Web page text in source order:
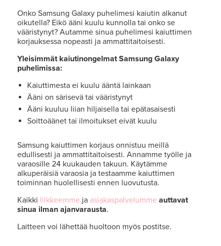
Onko Samsung Galaxy puhelimesi kaiutin alkanut
oikutella? Eikö ääni kuulu kunnolla tai onko se
vääristynyt? Autamme sinua puhelimesi kaiuttimen
korjauksessa nopeasti ja ammattitaitoisesti.
Yleisimmät kaiutinongelmat Samsung Galaxy
puhelimissa:
Kaiuttimesta ei kuulu ääntä lainkaan
Ääni on särisevä tai vääristynyt
Ääni kuuluu liian hiljaisella tai epätasaisesti
Soittoäänet tai ilmoitukset eivät kuulu
Samsung kaiuttimen korjaus onnistuu meillä
edullisesti ja ammattitaitoisesti. Annamme työlle ja
varaosille 24 kuukauden takuun. Käytämme
alkuperäisiä varaosia ja testaamme kaiuttimen
toiminnan huolellisesti ennen luovutusta.
Kaikki liikkeemme ja asiakaspalvelumme auttavat
sinua ilman ajanvarausta.
Laitteen voi lähettää huoltoon myös postitse.